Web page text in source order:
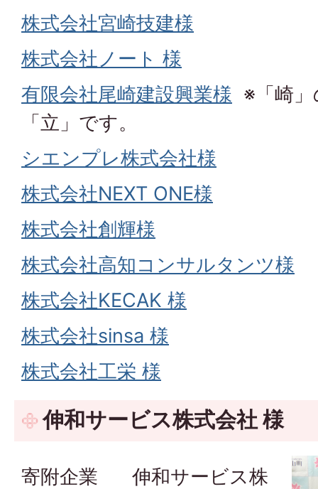
株式会社宮崎技建様
株式会社ノート 様
有限会社尾崎建設興業様 ※「崎
「立」です。
シエンプレ株式会社様
株式会社NEXT ONE様
株式会社創輝様
株式会社高知コンサルタンツ様
株式会社KECAK 様
株式会社sinsa 様
株式会社工栄 様
伸和サービス株式会社 様
寄附企業 伸和サービス株